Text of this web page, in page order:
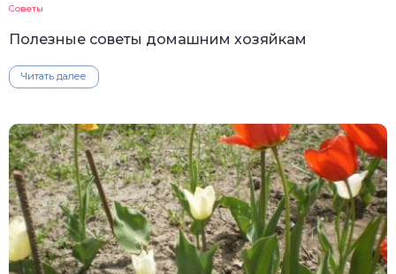
Советы
Полезные советы домашним хозяйкам
Читать далее